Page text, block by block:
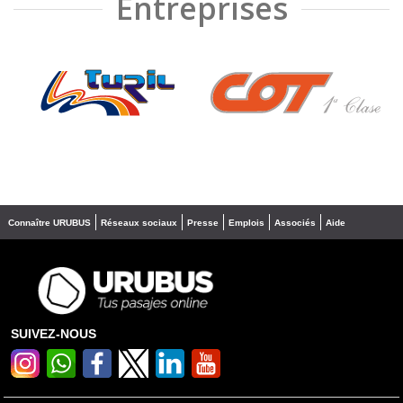
❮ ❯
Connaître URUBUS Réseaux sociaux Presse Emplois Associés Aide
SUIVEZ-NOUS